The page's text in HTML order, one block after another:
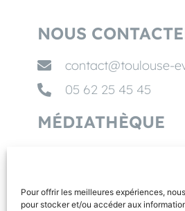
Pour offrir les meilleures expériences,
pour stocker et/ou accéder aux
NOUS
contact@toulouse-
05 62 25 45 45
MÉDIATHÈQUE